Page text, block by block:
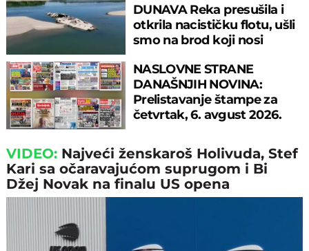
DUNAVA Reka presušila i
otkrila nacističku flotu, ušli
smo na brod koji nosi
NASLOVNE STRANE
DANAŠNJIH NOVINA:
Prelistavanje štampe za
četvrtak, 6. avgust 2026.
VIDEO: Najveći ženskaroš Holivuda, Stef
Kari sa očaravajućom suprugom i Bi
Džej Novak na finalu US opena